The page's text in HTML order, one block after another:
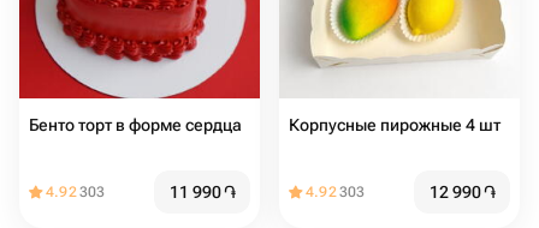
Бенто торт в форме сердца
4.92303 11 990֏
Корпусные пирожные 4 шт
4.92303 12 990֏